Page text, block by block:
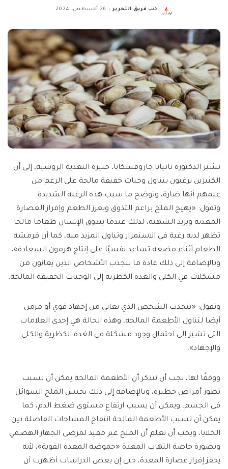
Posted
كتب فريق التحرير 26 أغسطس، 2024
تشير الدكتورة تاتيانا جاروفسكايا، خبيرة التغذية الروسية، إلى أن
الكثيرين يرغبون بتناول وجبات خفيفة مالحة على الرغم من
علمهم أنها ضارة، وتوضح ما سبب هذه الرغبة الشديدة.
وتقول: «يهيج الملح براعم التذوق ويعزز الطعم وإفراز العصارة
المعدية ويزيد الشهية، لذلك عندما يتذوق الإنسان طعاما مالحا
تظهر لديه رغبة في الاستمرار وتناول المزيد منه، كما أن قرمشة
الطعام أثناء مضغه تساعد نفسيًا على إنتاج هرمون السعادة»،
وبالإضافة إلى ذلك عادة ما ينجذب الأشخاص الذين يعانون من
مشكلات في الكلى والغدة الكظرية إلى الوجبات الخفيفة المالحة.
وتقول: «ينجذب الشخص الذي يعاني من إجهاد قوي أو مزمن
أيضا لتناول الأطعمة المالحة، وهذه الحالة هي إحدى العلامات
التي تشير إلى احتمال وجود مشكلة في الغدة الكظرية والكلى
والإجهاد».
ووفقًا لها، يجب أن نتذكر أن الأطعمة المالحة يمكن أن تسبب
تطور أمراض خطيرة، وبالإضافة إلى ذلك يحبس الملح السوائل
في الجسم، ويمكن أن يسبب ارتفاع مستوى ضغط الدم، كما
يمكن أن تسبب الأطعمة المالحة انتفاخ المساحات الفاصلة بين
الخلايا، ويجب أن نعلم أن الملح غير مفيد لمرضى الجهاز الهضمي
وبصورة خاصة التهاب المعدة «حموضة المعدة القوية»، لأنه
يحفز إفراز عصارة المعدة، حتى إن بعض الدراسات أظهرت أن